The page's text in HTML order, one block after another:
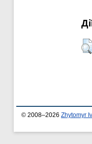
© 2008–2026 Zhytomyr